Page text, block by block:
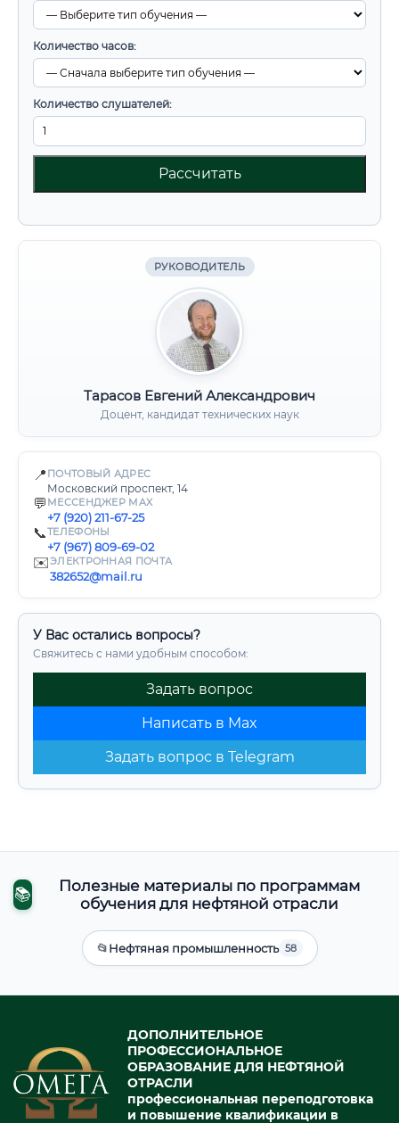
Количество часов:
Количество слушателей:
Рассчитать
РУКОВОДИТЕЛЬ
Тарасов Евгений Александрович
Доцент, кандидат технических наук
📍 ПОЧТОВЫЙ АДРЕС
Московский проспект, 14
💬 МЕССЕНДЖЕР MAX
+7 (920) 211-67-25
📞ТЕЛЕФОНЫ
+7 (967) 809-69-02
✉️ЭЛЕКТРОННАЯ ПОЧТА
382652@mail.ru
У Вас остались вопросы?
Свяжитесь с нами удобным способом:
Задать вопрос
Написать в Max
Задать вопрос в Telegram
📚
Полезные материалы по программам
обучения для нефтяной отрасли
📂Нефтяная промышленность 58
ДОПОЛНИТЕЛЬНОЕ
ПРОФЕССИОНАЛЬНОЕ
ОБРАЗОВАНИЕ ДЛЯ НЕФТЯНОЙ
ОТРАСЛИ
профессиональная переподготовка
и повышение квалификации в